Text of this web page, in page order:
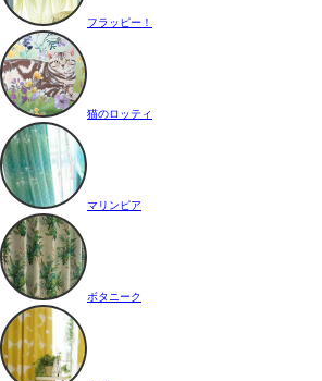
フラッピー！
猫のロッティ
マリンピア
ボタニーク